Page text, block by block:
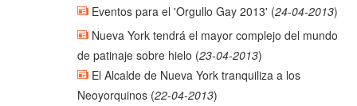
Eventos para el 'Orgullo Gay 2013' (24-04-2013)
Nueva York tendrá el mayor complejo del mundo
de patinaje sobre hielo (23-04-2013)
El Alcalde de Nueva York tranquiliza a los
Neoyorquinos(22-04-2013)